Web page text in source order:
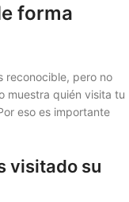
forma
reconocible, pero no
muestra quién visita tu
eso es importante
visitado su